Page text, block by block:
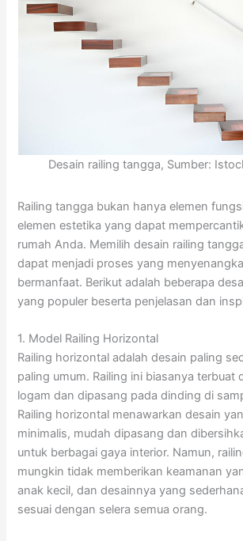
Desain railing tangga, Sumber:
Railing tangga bukan hanya elemen
elemen estetika yang dapat
rumah Anda. Memilih desain railing
dapat menjadi proses yang
bermanfaat. Berikut adalah beberapa
yang populer beserta penjelasan dan
1. Model Railing Horizontal
Railing horizontal adalah desain paling
paling umum. Railing ini biasanya terbuat
logam dan dipasang pada dinding di
Railing horizontal menawarkan desain
minimalis, mudah dipasang dan
untuk berbagai gaya interior. Namun,
mungkin tidak memberikan keamanan
anak kecil, dan desainnya yang
sesuai dengan selera semua orang.